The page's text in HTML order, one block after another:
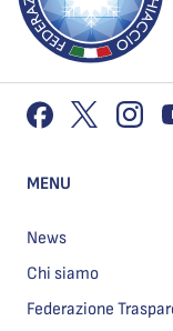
MENU
News
Chi siamo
Federazione